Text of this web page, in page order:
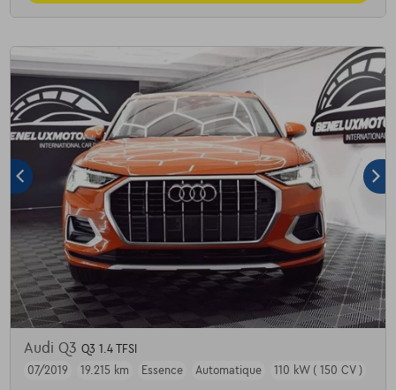
Audi Q3 Q3 1.4 TFSI
07/2019
19.215 km Essence Automatique 110 kW ( 150 CV )